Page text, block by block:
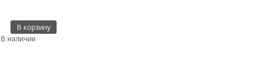
В корзину
В наличии